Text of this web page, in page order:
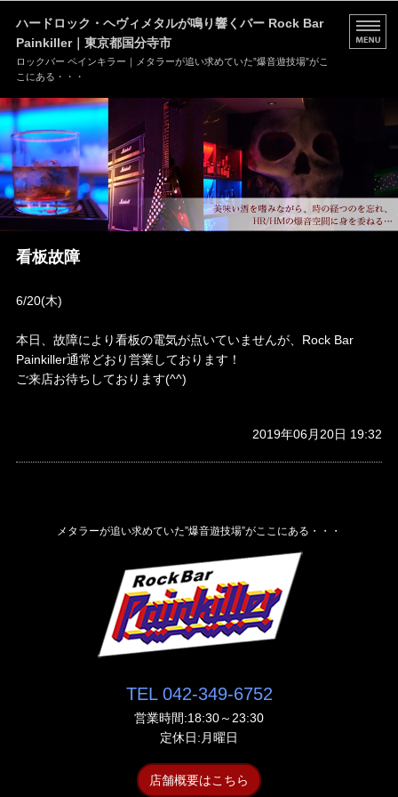
ハードロック・ヘヴィメタルが鳴り響くバー Rock Bar
Painkiller｜東京都国分寺市
ロックバー ペインキラー｜メタラーが追い求めていた”爆音遊技場”がこ
こにある・・・
HOME
MENU
店舗情報
ブログ
お問い合わせ
看板故障
6/20(木)
本日、故障により看板の電気が点いていませんが、Rock Bar
Painkiller通常どおり営業しております！
ご来店お待ちしております(^^)
2019年06月20日 19:32
メタラーが追い求めていた”爆音遊技場”がここにある・・・
TEL 042-349-6752
営業時間:18:30～23:30
定休日:月曜日
店舗概要はこちら